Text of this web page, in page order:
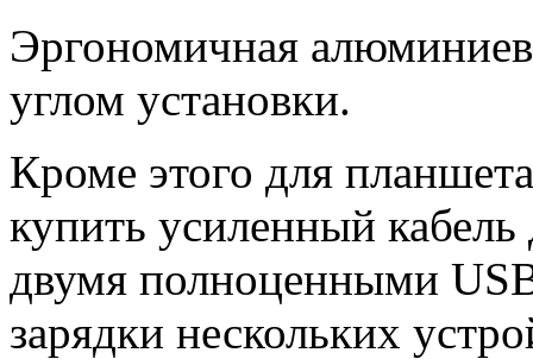
Эргономичная
углом установки.
Кроме этого для
купить усиленный
двумя полноценными
зарядки нескольких